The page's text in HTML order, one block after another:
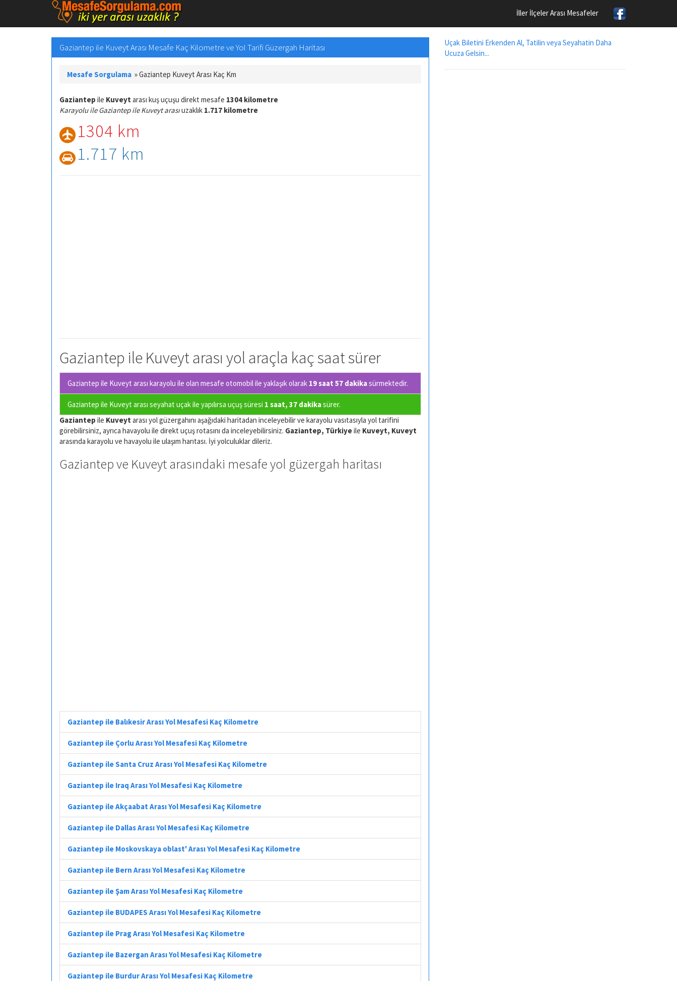
İller İlçeler Arası Mesafeler
Gaziantep ile Kuveyt Arası Mesafe Kaç Kilometre ve Yol Tarifi Güzergah Haritası
Mesafe Sorgulama »Gaziantep Kuveyt Arası Kaç Km
Gaziantep ile Kuveyt arası kuş uçuşu direkt mesafe 1304 kilometre
Karayolu ile Gaziantep ile Kuveyt arasıuzaklık 1.717 kilometre
1304 km
1.717 km
Gaziantep ile Kuveyt arası yol araçla kaç saat sürer
Gaziantep ile Kuveyt arası karayolu ile olan mesafe otomobil ile yaklaşık olarak 19 saat 57 dakikasürmektedir.
Gaziantep ile Kuveyt arası seyahat uçak ile yapılırsa uçuş süresi 1 saat, 37 dakikasürer.
Gaziantep ile Kuveyt arası yol güzergahını aşağıdaki haritadan inceleyebilir ve karayolu vasıtasıyla yol tarifini
görebilirsiniz, ayrıca havayolu ile direkt uçuş rotasını da inceleyebilirsiniz. Gaziantep, Türkiyeile Kuveyt, Kuveyt
arasında karayolu ve havayolu ile ulaşım harıtası. İyi yolculuklar dileriz.
Gaziantep ve Kuveyt arasındaki mesafe yol güzergah haritası
Gaziantep ile Balıkesir Arası Yol Mesafesi Kaç Kilometre
Gaziantep ile Çorlu Arası Yol Mesafesi Kaç Kilometre
Gaziantep ile Santa Cruz Arası Yol Mesafesi Kaç Kilometre
Gaziantep ile Iraq Arası Yol Mesafesi Kaç Kilometre
Gaziantep ile Akçaabat Arası Yol Mesafesi Kaç Kilometre
Gaziantep ile Dallas Arası Yol Mesafesi Kaç Kilometre
Gaziantep ile Moskovskaya oblast' Arası Yol Mesafesi Kaç Kilometre
Gaziantep ile Bern Arası Yol Mesafesi Kaç Kilometre
Gaziantep ile Şam Arası Yol Mesafesi Kaç Kilometre
Gaziantep ile BUDAPES Arası Yol Mesafesi Kaç Kilometre
Gaziantep ile Prag Arası Yol Mesafesi Kaç Kilometre
Gaziantep ile Bazergan Arası Yol Mesafesi Kaç Kilometre
Gaziantep ile Burdur Arası Yol Mesafesi Kaç Kilometre
Uçak Biletini Erkenden Al, Tatilin veya Seyahatin Daha
Ucuza Gelsin...